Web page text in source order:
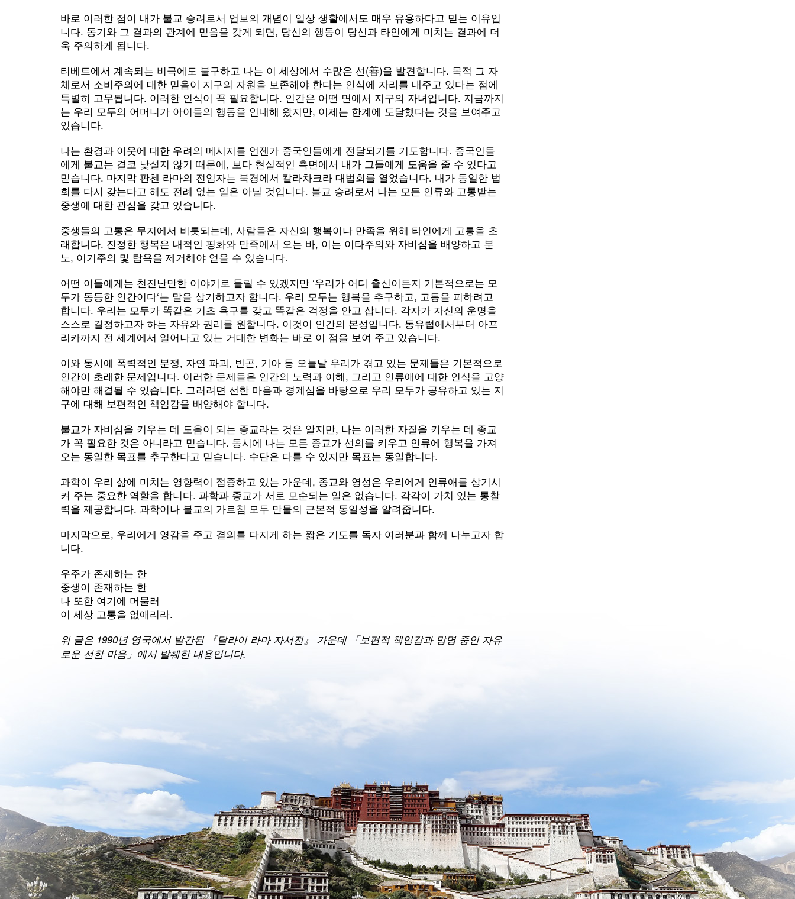
바로 이러한 점이 내가 불교 승려로서 업보의 개념이 일상 생활에서도 매우 유용하다고 믿는 이유입
니다. 동기와 그 결과의 관계에 믿음을 갖게 되면, 당신의 행동이 당신과 타인에게 미치는 결과에 더
욱 주의하게 됩니다.
티베트에서 계속되는 비극에도 불구하고 나는 이 세상에서 수많은 선(善)을 발견합니다. 목적 그 자
체로서 소비주의에 대한 믿음이 지구의 자원을 보존해야 한다는 인식에 자리를 내주고 있다는 점에
특별히 고무됩니다. 이러한 인식이 꼭 필요합니다. 인간은 어떤 면에서 지구의 자녀입니다. 지금까지
는 우리 모두의 어머니가 아이들의 행동을 인내해 왔지만, 이제는 한계에 도달했다는 것을 보여주고
있습니다.
나는 환경과 이웃에 대한 우려의 메시지를 언젠가 중국인들에게 전달되기를 기도합니다. 중국인들
에게 불교는 결코 낯설지 않기 때문에, 보다 현실적인 측면에서 내가 그들에게 도움을 줄 수 있다고
믿습니다. 마지막 판첸 라마의 전임자는 북경에서 칼라차크라 대법회를 열었습니다. 내가 동일한 법
회를 다시 갖는다고 해도 전례 없는 일은 아닐 것입니다. 불교 승려로서 나는 모든 인류와 고통받는
중생에 대한 관심을 갖고 있습니다.
중생들의 고통은 무지에서 비롯되는데, 사람들은 자신의 행복이나 만족을 위해 타인에게 고통을 초
래합니다. 진정한 행복은 내적인 평화와 만족에서 오는 바, 이는 이타주의와 자비심을 배양하고 분
노, 이기주의 및 탐욕을 제거해야 얻을 수 있습니다.
어떤 이들에게는 천진난만한 이야기로 들릴 수 있겠지만 ‘우리가 어디 출신이든지 기본적으로는 모
두가 동등한 인간이다‘는 말을 상기하고자 합니다. 우리 모두는 행복을 추구하고, 고통을 피하려고
합니다. 우리는 모두가 똑같은 기초 욕구를 갖고 똑같은 걱정을 안고 삽니다. 각자가 자신의 운명을
스스로 결정하고자 하는 자유와 권리를 원합니다. 이것이 인간의 본성입니다. 동유럽에서부터 아프
리카까지 전 세계에서 일어나고 있는 거대한 변화는 바로 이 점을 보여 주고 있습니다.
이와 동시에 폭력적인 분쟁, 자연 파괴, 빈곤, 기아 등 오늘날 우리가 겪고 있는 문제들은 기본적으로
인간이 초래한 문제입니다. 이러한 문제들은 인간의 노력과 이해, 그리고 인류애에 대한 인식을 고양
해야만 해결될 수 있습니다. 그러려면 선한 마음과 경계심을 바탕으로 우리 모두가 공유하고 있는 지
구에 대해 보편적인 책임감을 배양해야 합니다.
불교가 자비심을 키우는 데 도움이 되는 종교라는 것은 알지만, 나는 이러한 자질을 키우는 데 종교
가 꼭 필요한 것은 아니라고 믿습니다. 동시에 나는 모든 종교가 선의를 키우고 인류에 행복을 가져
오는 동일한 목표를 추구한다고 믿습니다. 수단은 다를 수 있지만 목표는 동일합니다.
과학이 우리 삶에 미치는 영향력이 점증하고 있는 가운데, 종교와 영성은 우리에게 인류애를 상기시
켜 주는 중요한 역할을 합니다. 과학과 종교가 서로 모순되는 일은 없습니다. 각각이 가치 있는 통찰
력을 제공합니다. 과학이나 불교의 가르침 모두 만물의 근본적 통일성을 알려줍니다.
마지막으로, 우리에게 영감을 주고 결의를 다지게 하는 짧은 기도를 독자 여러분과 함께 나누고자 합
니다.
우주가 존재하는 한
중생이 존재하는 한
나 또한 여기에 머물러
이 세상 고통을 없애리라.
위 글은 1990년 영국에서 발간된 『달라이 라마 자서전』 가운데 「보편적 책임감과 망명 중인 자유
로운 선한 마음」에서 발췌한 내용입니다.